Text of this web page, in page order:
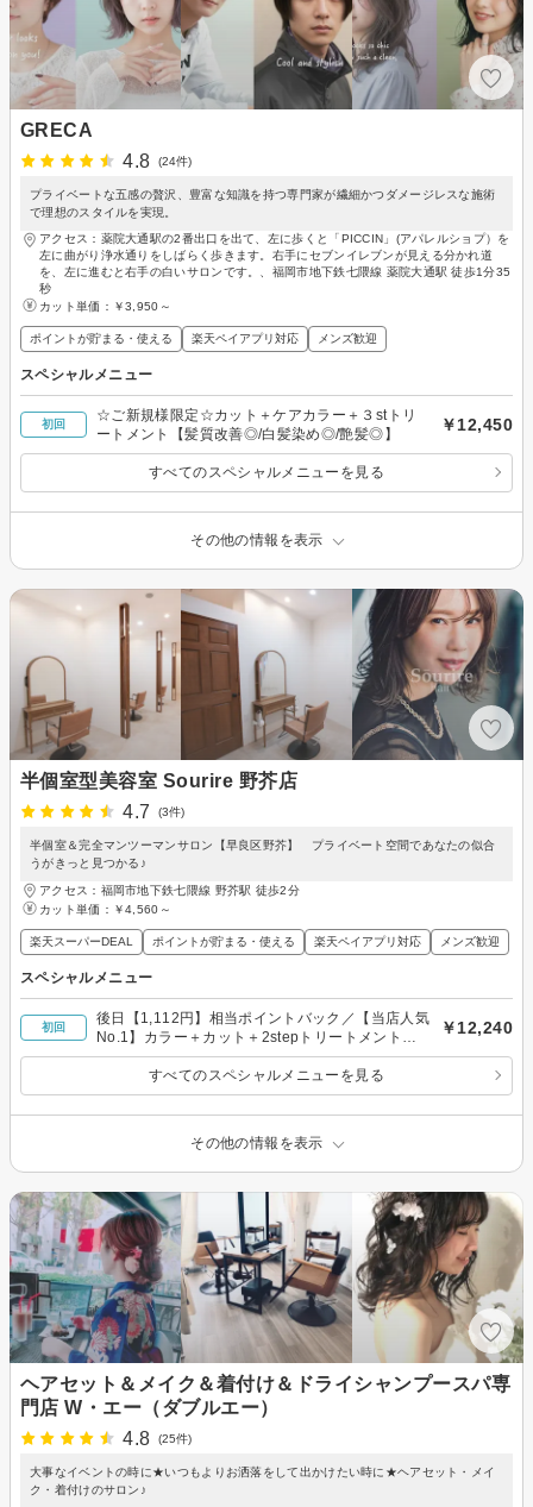
GRECA
4.8
(24件)
プライベートな五感の贅沢、豊富な知識を持つ専門家が繊細かつダメージレスな施術
で理想のスタイルを実現。
アクセス：薬院大通駅の2番出口を出て、左に歩くと「PICCIN」(アパレルショプ）を
左に曲がり浄水通りをしばらく歩きます。右手にセブンイレブンが見える分かれ道
を、左に進むと右手の白いサロンです。、福岡市地下鉄七隈線 薬院大通駅 徒歩1分35
秒
カット単価： ￥3,950～
ポイントが貯まる・使える 楽天ペイアプリ対応 メンズ歓迎
スペシャルメニュー
初回
☆ご新規様限定☆カット＋ケアカラー＋３stトリ
ートメント【髪質改善◎/白髪染め◎/艶髪◎】
￥12,450
すべてのスペシャルメニューを見る
その他の情報を表示
半個室型美容室 Sourire 野芥店
4.7
(3件)
半個室＆完全マンツーマンサロン【早良区野芥】 プライベート空間であなたの似合
うがきっと見つかる♪
アクセス：福岡市地下鉄七隈線 野芥駅 徒歩2分
カット単価： ￥4,560～
楽天スーパーDEAL ポイントが貯まる・使える 楽天ペイアプリ対応 メンズ歓迎
スペシャルメニュー
初回
後日【1,112円】相当ポイントバック／【当店人気
No.1】カラー＋カット＋2stepトリートメント＋
JETCUBE
￥12,240
すべてのスペシャルメニューを見る
その他の情報を表示
ヘアセット＆メイク＆着付け＆ドライシャンプースパ専
門店 W・エー（ダブルエー）
4.8
(25件)
大事なイベントの時に★いつもよりお洒落をして出かけたい時に★ヘアセット・メイ
ク・着付けのサロン♪